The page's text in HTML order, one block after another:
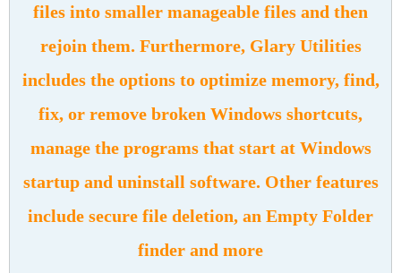
files into smaller manageable files and then
rejoin them. Furthermore, Glary Utilities
includes the options to optimize memory, find,
fix, or remove broken Windows shortcuts,
manage the programs that start at Windows
startup and uninstall software. Other features
include secure file deletion, an Empty Folder
finder and more